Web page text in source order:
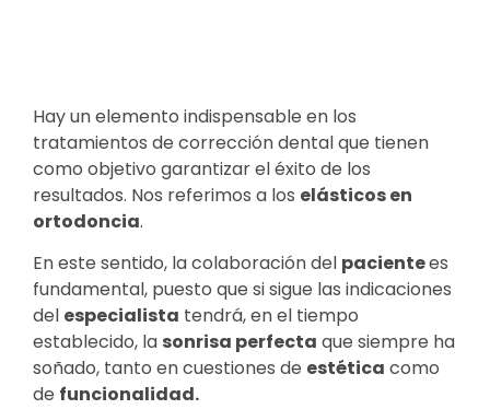
Hay un elemento indispensable en los
tratamientos de corrección dental que tienen
como objetivo garantizar el éxito de los
resultados. Nos referimos a los elásticos en
ortodoncia.
En este sentido, la colaboración del pacientees
fundamental, puesto que si sigue las indicaciones
del especialista tendrá, en el tiempo
establecido, la sonrisa perfecta que siempre ha
soñado, tanto en cuestiones de estética como
de funcionalidad.